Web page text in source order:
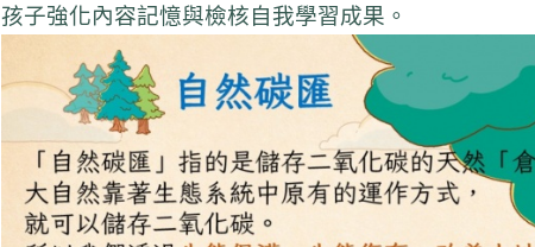
孩子強化內容記憶與檢核自我學習成果。